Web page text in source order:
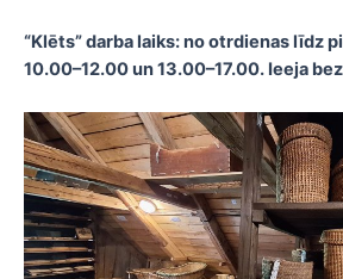
“Klēts” darba laiks: no otrdienas līdz
10.00–12.00 un 13.00–17.00. Ieeja